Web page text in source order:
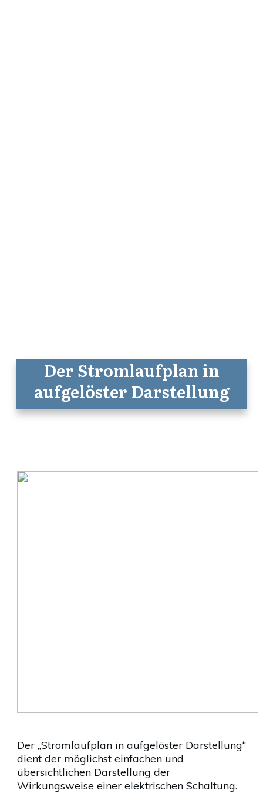
Der Stromlaufplan in
aufgelöster Darstellung
Der „Stromlaufplan in aufgelöster Darstellung“
dient der möglichst einfachen und
übersichtlichen Darstellung der
Wirkungsweise einer elektrischen Schaltung.